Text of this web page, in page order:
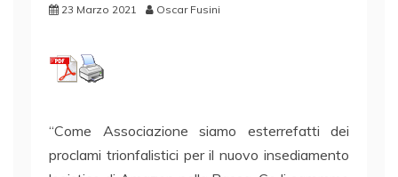
23 Marzo 2021 Oscar Fusini
“Come Associazione siamo esterrefatti dei
proclami trionfalistici per il nuovo insediamento